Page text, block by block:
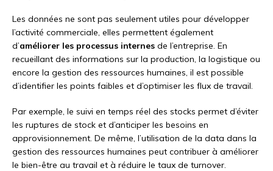
Les données ne sont pas seulement utiles pour développer
l’activité commerciale, elles permettent également
d’améliorer les processus internes de l’entreprise. En
recueillant des informations sur la production, la logistique ou
encore la gestion des ressources humaines, il est possible
d’identifier les points faibles et d’optimiser les flux de travail.
Par exemple, le suivi en temps réel des stocks permet d’éviter
les ruptures de stock et d’anticiper les besoins en
approvisionnement. De même, l’utilisation de la data dans la
gestion des ressources humaines peut contribuer à améliorer
le bien-être au travail et à réduire le taux de turnover.